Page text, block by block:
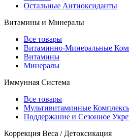
Остальные Антиоксиданты
Витамины и Минералы
Все товары
Витаминно-Минеральные
Витамины
Минералы
Иммунная Система
Все товары
Мультивитаминные
Поддержание и Сезонное
Коррекция Веса / Детоксикация